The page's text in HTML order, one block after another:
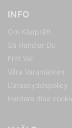
INFO
Om Käpprätt
Så Handlar Du
Fritt Val
Våra Varumärken
Dataskyddspolicy
Hantera dina